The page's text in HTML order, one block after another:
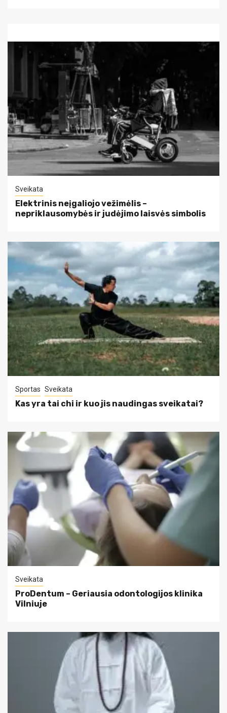
Sveikata
Elektrinis neįgaliojo vežimėlis –
nepriklausomybės ir judėjimo laisvės simbolis
Sportas Sveikata
Kas yra tai chi ir kuo jis naudingas sveikatai?
Sveikata
ProDentum – Geriausia odontologijos klinika
Vilniuje